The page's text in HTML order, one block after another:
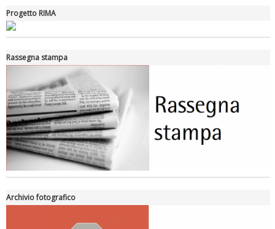
Tiziano Pesce nel Cda di Fondazione Terzjus: prima riunione a
Roma
Progetto RIMA
Rassegna stampa
Archivio fotografico